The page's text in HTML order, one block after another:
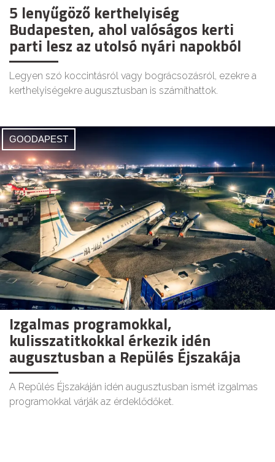
5 lenyűgöző kerthelyiség
Budapesten, ahol valóságos kerti
parti lesz az utolsó nyári napokból
Legyen szó koccintásról vagy bográcsozásról, ezekre a
kerthelyiségekre augusztusban is számíthattok.
GOODAPEST
Izgalmas programokkal,
kulisszatitkokkal érkezik idén
augusztusban a Repülés Éjszakája
A Repülés Éjszakáján idén augusztusban ismét izgalmas
programokkal várják az érdeklődőket.